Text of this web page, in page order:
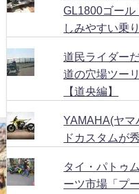
GL1800ゴール
しみやすい乗
道民ライダー
道の穴場ツー
【道央編】
YAMAHA(ヤマ
ドカスタムが
タイ・パトゥ
ーツ市場「プ